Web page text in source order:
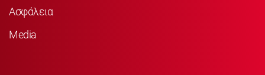
Ασφάλεια
Media